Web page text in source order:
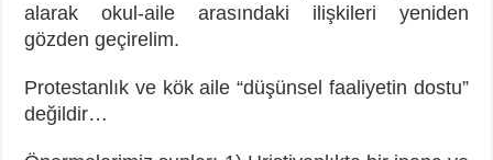
alarak okul-aile arasındaki ilişkileri yeniden
gözden geçirelim.
Protestanlık ve kök aile “düşünsel faaliyetin dostu”
değildir…